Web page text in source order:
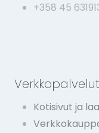
+358 45
Verkkopalvelut
Kotisivut ja